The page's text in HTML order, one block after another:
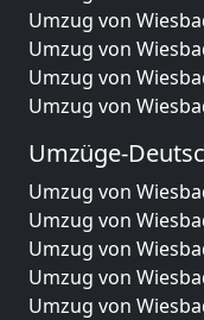
Umzug von
Umzug von
Umzug von
Umzug von
Umzüge-
Umzug von
Umzug von
Umzug von
Umzug von
Umzug von